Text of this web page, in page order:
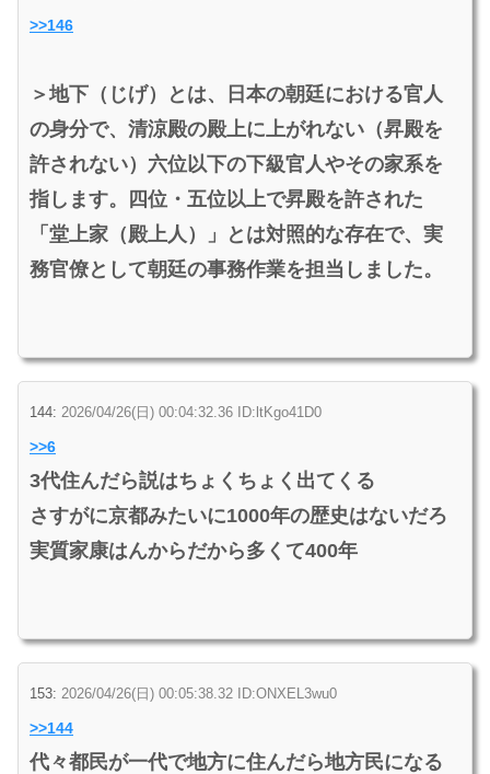
>>146
＞地下（じげ）とは、日本の朝廷における官人
の身分で、清涼殿の殿上に上がれない（昇殿を
許されない）六位以下の下級官人やその家系を
指します。四位・五位以上で昇殿を許された
「堂上家（殿上人）」とは対照的な存在で、実
務官僚として朝廷の事務作業を担当しました。
144: 2026/04/26(日) 00:04:32.36 ID:ltKgo41D0
>>6
3代住んだら説はちょくちょく出てくる
さすがに京都みたいに1000年の歴史はないだろ
実質家康はんからだから多くて400年
153: 2026/04/26(日) 00:05:38.32 ID:ONXEL3wu0
>>144
代々都民が一代で地方に住んだら地方民になる